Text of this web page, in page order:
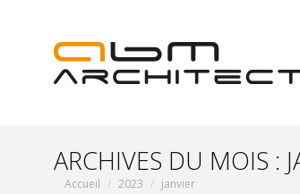
ARCHIVES DU MOIS :
Vous êtes ici :
Accueil 2023 janvier